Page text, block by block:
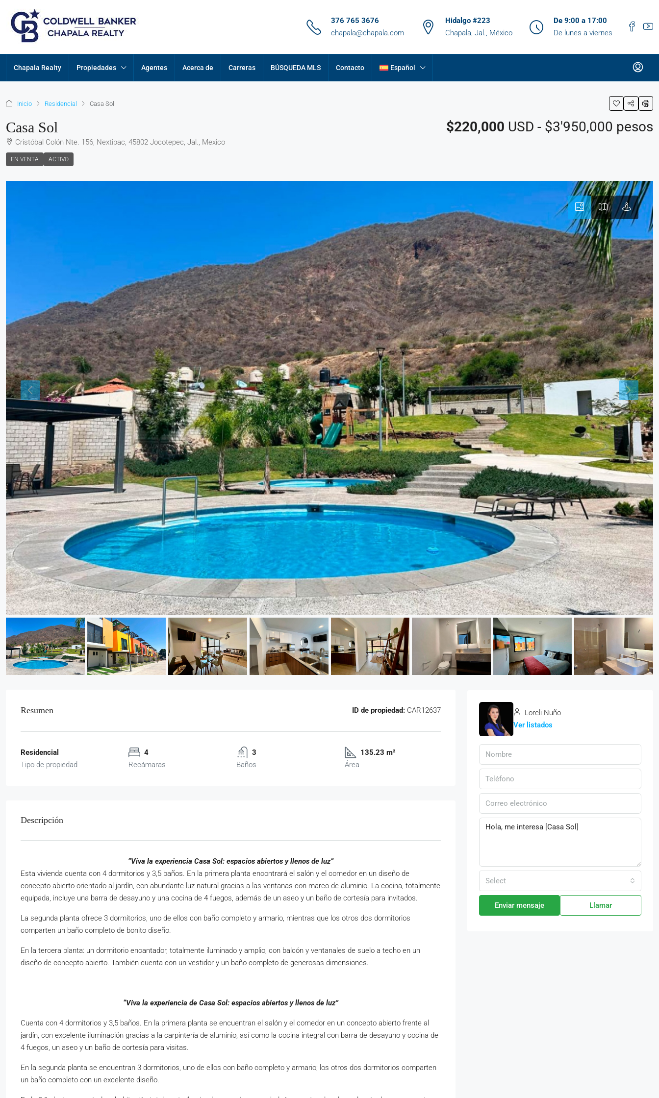
376 765 3676
chapala@chapala.com
Hidalgo #223
Chapala, Jal., México
De 9:00 a 17:00
De lunes a viernes
Chapala Realty Propiedades Agentes Acerca de Carreras BÚSQUEDA MLS Contacto Español
Inicio Residencial Casa Sol
Casa Sol
Cristóbal Colón Nte. 156, Nextipac, 45802 Jocotepec, Jal., Mexico
EN VENTA ACTIVO
$220,000 USD - $3'950,000 pesos
Resumen ID de propiedad:CAR12637
Residencial
Tipo de propiedad
4
Recámaras
3
Baños
135.23 m²
Área
Descripción
“Viva la experiencia Casa Sol: espacios abiertos y llenos de luz”
Esta vivienda cuenta con 4 dormitorios y 3,5 baños. En la primera planta encontrará el salón y el comedor en un diseño de
concepto abierto orientado al jardín, con abundante luz natural gracias a las ventanas con marco de aluminio. La cocina, totalmente
equipada, incluye una barra de desayuno y una cocina de 4 fuegos, además de un aseo y un baño de cortesía para invitados.
La segunda planta ofrece 3 dormitorios, uno de ellos con baño completo y armario, mientras que los otros dos dormitorios
comparten un baño completo de bonito diseño.
En la tercera planta: un dormitorio encantador, totalmente iluminado y amplio, con balcón y ventanales de suelo a techo en un
diseño de concepto abierto. También cuenta con un vestidor y un baño completo de generosas dimensiones.
“Viva la experiencia de Casa Sol: espacios abiertos y llenos de luz”
Cuenta con 4 dormitorios y 3,5 baños. En la primera planta se encuentran el salón y el comedor en un concepto abierto frente al
jardín, con excelente iluminación gracias a la carpintería de aluminio, así como la cocina integral con barra de desayuno y cocina de
4 fuegos, un aseo y un baño de cortesía para visitas.
En la segunda planta se encuentran 3 dormitorios, uno de ellos con baño completo y armario; los otros dos dormitorios comparten
un baño completo con un excelente diseño.
Loreli Nuño
Ver listados
Select
Enviar mensaje Llamar